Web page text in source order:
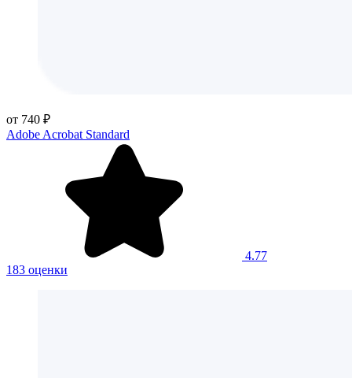
от 740 ₽
Adobe Acrobat Standard
4.77
183 оценки